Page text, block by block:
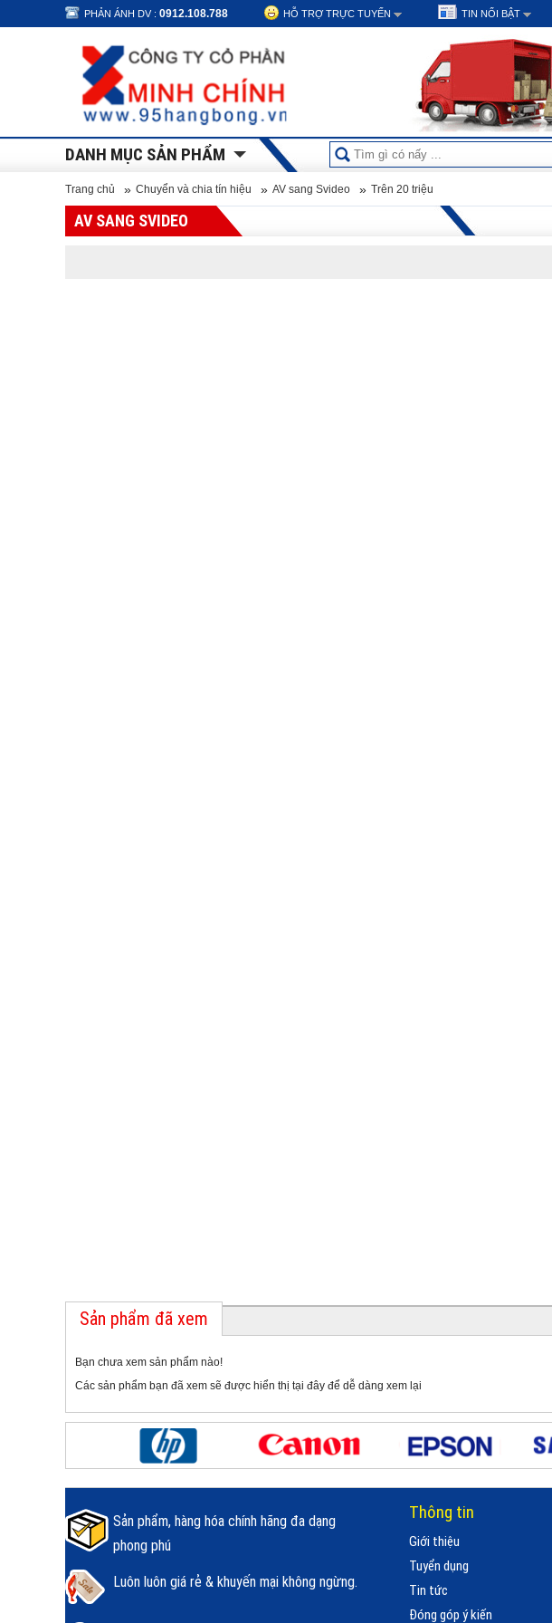
PHẢN ÁNH DV : 0912.108.788 HỖ TRỢ TRỰC TUYẾN TIN NỔI BẬT
DANH MỤC SẢN PHẨM
Trang chủ » Chuyển và chia tín hiệu » AV sang Svideo » Trên 20 triệu
AV SANG SVIDEO
Sản phẩm đã xem
Bạn chưa xem sản phẩm nào!
Các sản phẩm bạn đã xem sẽ được hiển thị tại đây để dễ dàng xem lại
Sản phẩm, hàng hóa chính hãng đa dạng
phong phú
Luôn luôn giá rẻ & khuyến mại không ngừng.
Thông tin
Giới thiệu
Tuyển dụng
Tin tức
Đóng góp ý kiến